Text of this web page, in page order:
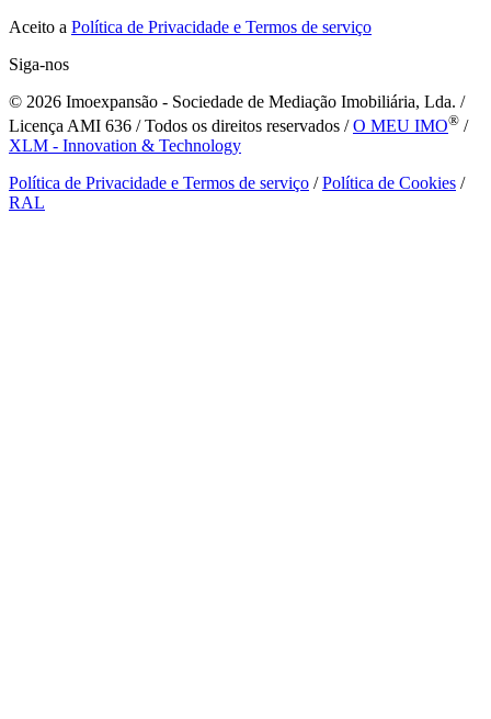
Aceito a Política de Privacidade e Termos de serviço
Siga-nos
© 2026 Imoexpansão - Sociedade de Mediação Imobiliária, Lda. /
Licença AMI 636 / Todos os direitos reservados /O MEU IMO® /
XLM - Innovation & Technology
Política de Privacidade e Termos de serviço /Política de Cookies /
RAL